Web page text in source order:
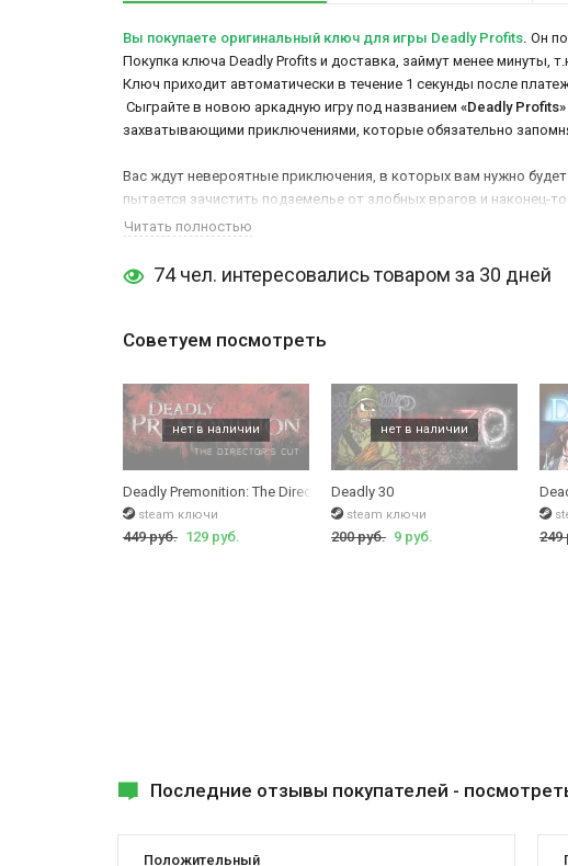
Вы покупаете оригинальный ключ для игры Deadly Profits. Он
Покупка ключа Deadly Profits и доставка, займут менее минуты,
Ключ приходит автоматически в течение 1 секунды после
Сыграйте в новою аркадную игру под названием «Deadly Profits»
захватывающими приключениями, которые обязательно
Вас ждут невероятные приключения, в которых вам нужно
пытается зачистить подземелье от злобных врагов и наконец-
Читать полностью
74 чел. интересовались товаром за 30 дней
Советуем посмотреть
Deadly Premonition: The Directors Cut
steam ключи
449 руб. 129 руб.
Deadly 30
steam ключи
200 руб. 9 руб. 249
Последние отзывы покупателей -
Положительный